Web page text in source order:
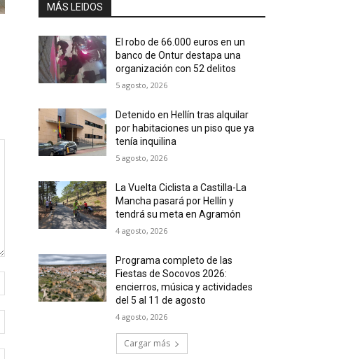
Nombre:*
electrónico:*
MÁS LEIDOS
El robo de 66.000 euros en un
banco de Ontur destapa una
organización con 52 delitos
5 agosto, 2026
Detenido en Hellín tras alquilar
por habitaciones un piso que ya
tenía inquilina
5 agosto, 2026
La Vuelta Ciclista a Castilla-La
Mancha pasará por Hellín y
tendrá su meta en Agramón
4 agosto, 2026
Programa completo de las
Fiestas de Socovos 2026:
encierros, música y actividades
del 5 al 11 de agosto
4 agosto, 2026
Cargar más